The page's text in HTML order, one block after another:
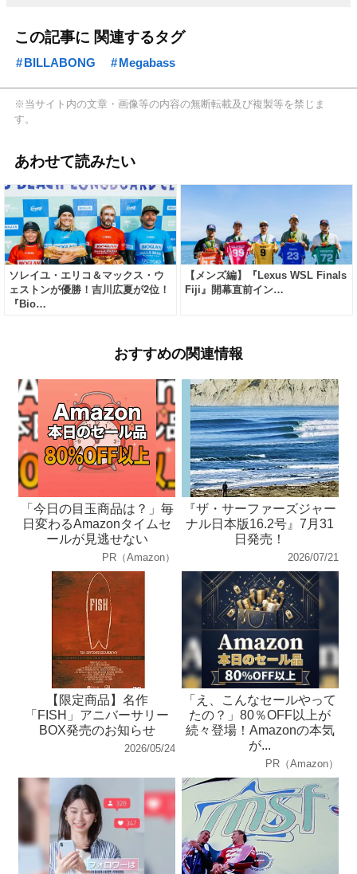
この記事に 関連するタグ
BILLABONG Megabass
※当サイト内の文章・画像等の内容の無断転載及び複製等を禁じま
す。
あわせて読みたい
ソレイユ・エリコ＆マックス・ウ
ェストンが優勝！吉川広夏が2位！
『Bio…
【メンズ編】『Lexus WSL Finals
Fiji』開幕直前イン…
おすすめの関連情報
「今日の目玉商品は？」毎
日変わるAmazonタイムセ
ールが見逃せない
PR（Amazon）
『ザ・サーファーズジャー
ナル日本版16.2号』7月31
日発売！
2026/07/21
【限定商品】名作
「FISH」アニバーサリー
BOX発売のお知らせ
2026/05/24
「え、こんなセールやって
たの？」80％OFF以上が
続々登場！Amazonの本気
が...
PR（Amazon）